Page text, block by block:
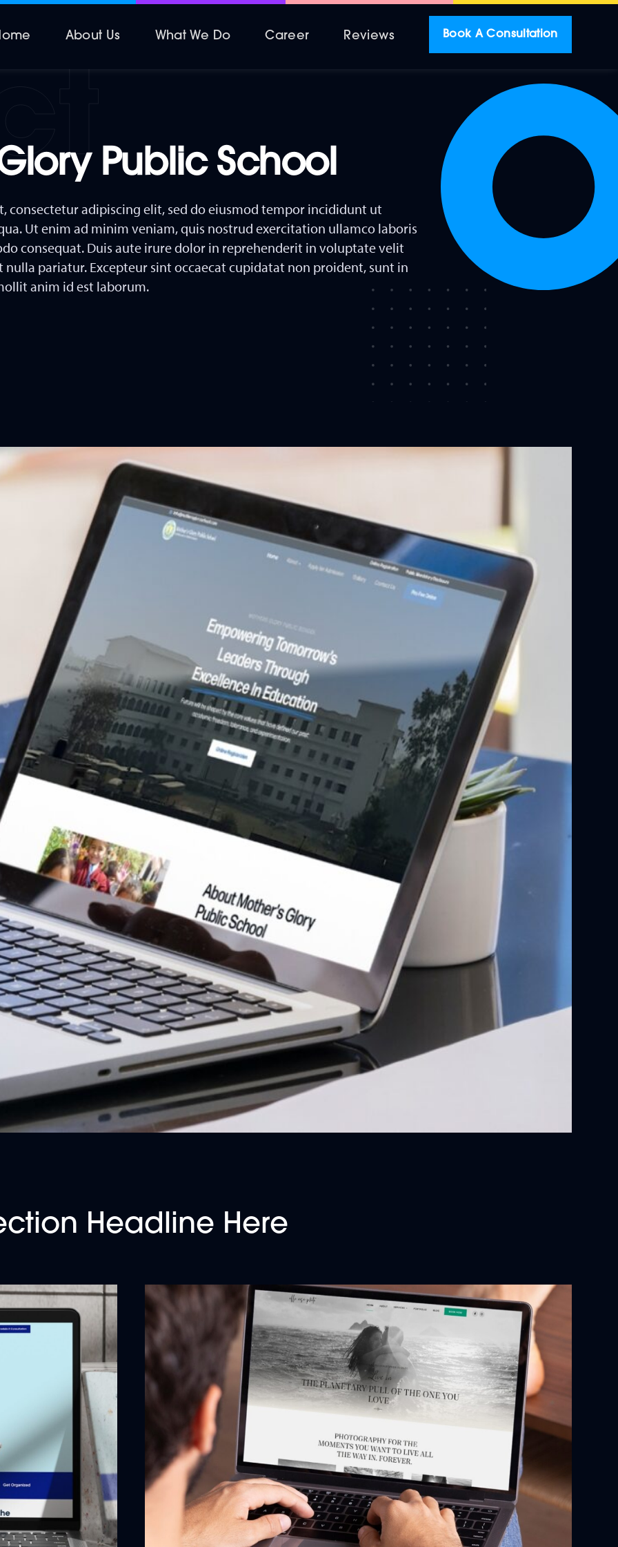
About Us What We Do Career Reviews Book A Consultation
Public School
consectetur adipiscing elit, sed do eiusmod tempor incididunt ut
Ut enim ad minim veniam, quis nostrud exercitation ullamco laboris
consequat. Duis aute irure dolor in reprehenderit in voluptate velit
nulla pariatur. Excepteur sint occaecat cupidatat non proident, sunt in
anim id est laborum.
Headline Here